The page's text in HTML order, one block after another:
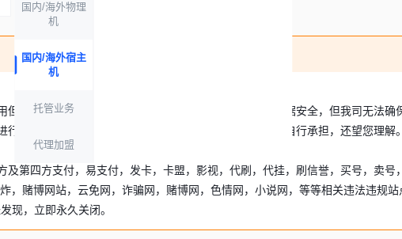
国内/海外物理
机
国内/海外宿主
机
托管业务
代理加盟
但是安全我们无法保障一直无问题，我司将尽可能保障数据安全，但我司无法确
一次异地备份，若因意外导致数据丢失，相关风险需您自行承担，还望您理解。
第四方支付，易支付，发卡，卡盟，影视，代刷，代挂，刷信誉，买号，卖号
，赌博网站，云免网，诈骗网，赌博网，色情网，小说网，等等相关违法违规
现，立即永久关闭。